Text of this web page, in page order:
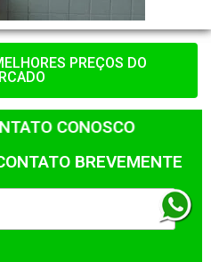
PREÇOS DO
CONOSCO
BREVEMENTE